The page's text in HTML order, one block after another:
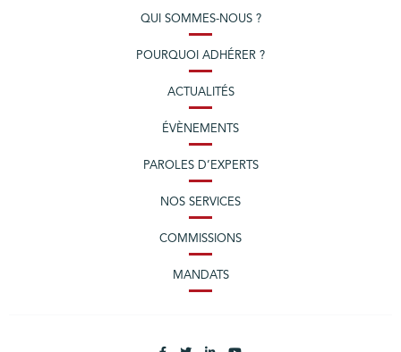
QUI SOMMES-NOUS ?
POURQUOI ADHÉRER ?
ACTUALITÉS
ÉVÈNEMENTS
PAROLES D’EXPERTS
NOS SERVICES
COMMISSIONS
MANDATS